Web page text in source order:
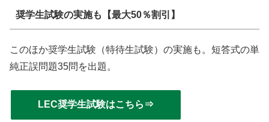
奨学生試験の実施も【最大50％割引】
このほか奨学生試験（特待生試験）の実施も。短答式の単
純正誤問題35問を出題。
LEC奨学生試験はこちら⇒